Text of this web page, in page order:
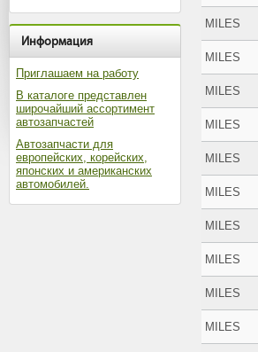
Информация
Приглашаем на работу
В каталоге представлен
широчайший ассортимент
автозапчастей
Автозапчасти для
европейских, корейских,
японских и американских
автомобилей.
MILES
MILES
MILES
MILES
MILES
MILES
MILES
MILES
MILES
MILES